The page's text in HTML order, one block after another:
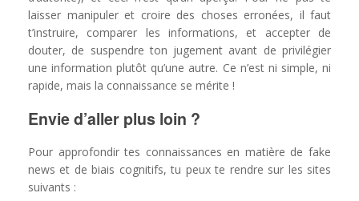
laisser manipuler et croire des choses erronées, il faut
t’instruire, comparer les informations, et accepter de
douter, de suspendre ton jugement avant de privilégier
une information plutôt qu’une autre. Ce n’est ni simple, ni
rapide, mais la connaissance se mérite !
Envie d’aller plus loin ?
Pour approfondir tes connaissances en matière de fake
news et de biais cognitifs, tu peux te rendre sur les sites
suivants :